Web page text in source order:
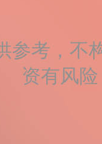
参考，不
资有风